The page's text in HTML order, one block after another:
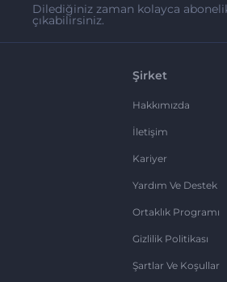
Dilediğiniz zaman kolayca
çıkabilirsiniz.
Şirket
Hakkımızda
İletişim
Kariyer
Yardım Ve Destek
Ortaklık Programı
Gizlilik Politikası
Şartlar Ve Koşullar